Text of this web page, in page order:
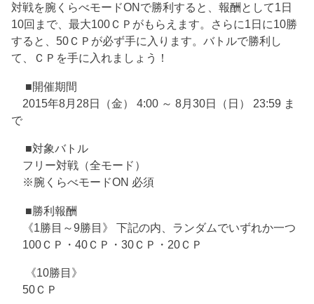
対戦を腕くらべモードONで勝利すると、報酬として1日
10回まで、最大100ＣＰがもらえます。さらに1日に10勝
すると、50ＣＰが必ず手に入ります。バトルで勝利し
て、ＣＰを手に入れましょう！
■開催期間
2015年8月28日（金） 4:00 ～ 8月30日（日） 23:59 ま
で
■対象バトル
フリー対戦（全モード）
※腕くらべモードON 必須
■勝利報酬
《1勝目～9勝目》 下記の内、ランダムでいずれか一つ
100ＣＰ・40ＣＰ・30ＣＰ・20ＣＰ
《10勝目》
50ＣＰ